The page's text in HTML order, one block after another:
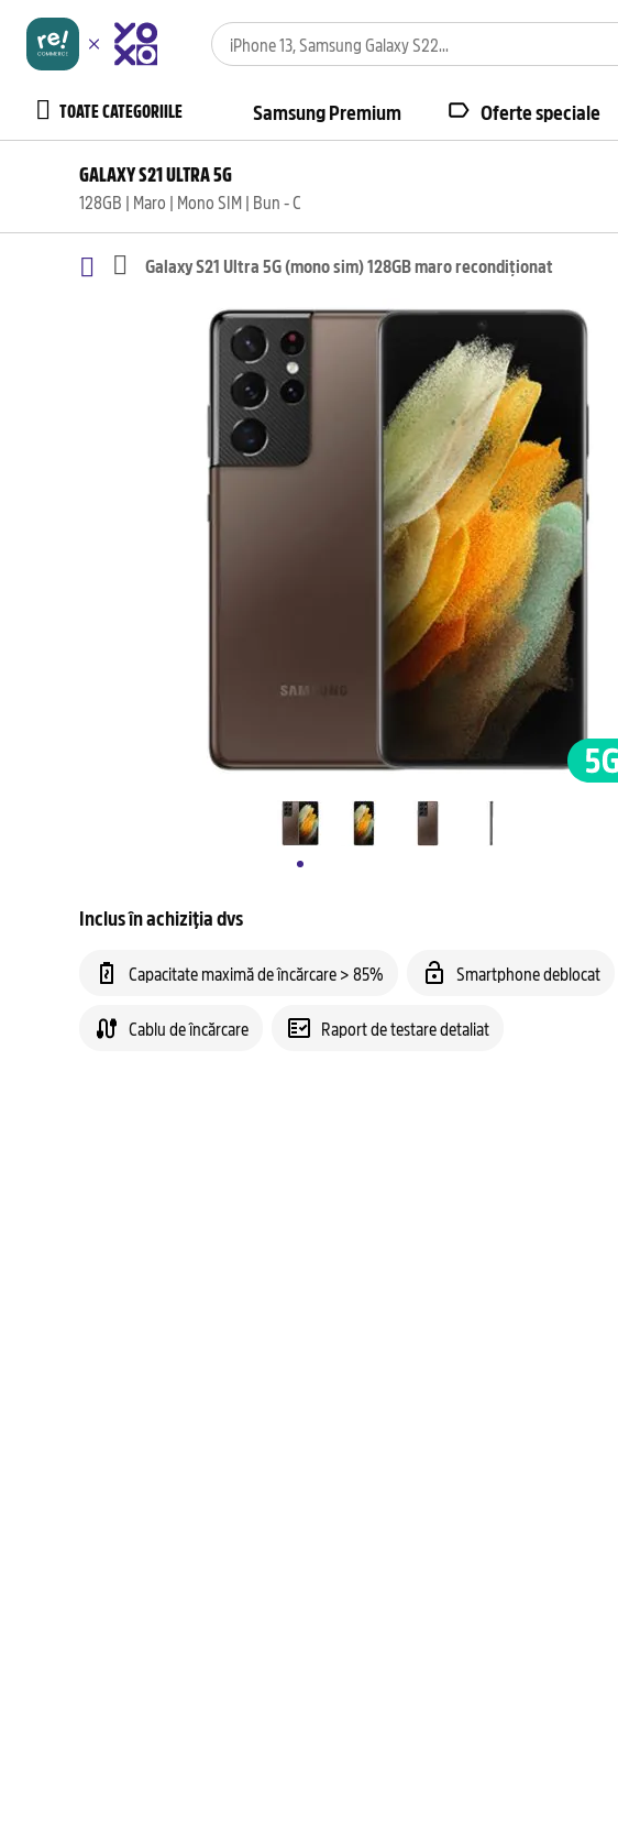
TOATE CATEGORIILE Samsung Premium Oferte speciale
GALAXY S21 ULTRA 5G
128GB | Maro | Mono SIM | Bun - C
Galaxy S21 Ultra 5G (mono sim) 128GB maro recondiționat
Inclus în achiziția dvs
Capacitate maximă de încărcare > 85% Smartphone deblocat
Cablu de încărcare Raport de testare detaliat